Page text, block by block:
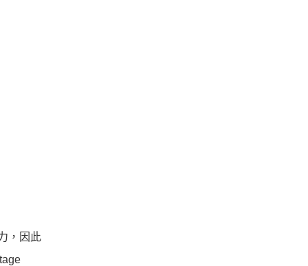
，因此